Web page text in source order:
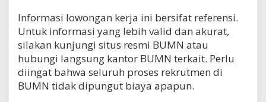
Informasi lowongan kerja ini bersifat referensi.
Untuk informasi yang lebih valid dan akurat,
silakan kunjungi situs resmi BUMN atau
hubungi langsung kantor BUMN terkait. Perlu
diingat bahwa seluruh proses rekrutmen di
BUMN tidak dipungut biaya apapun.